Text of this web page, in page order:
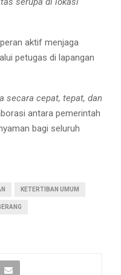
aktif menjaga
petugas di lapangan
secara cepat, tepat, dan
antara pemerintah
bagi seluruh
KETERTIBAN UMUM